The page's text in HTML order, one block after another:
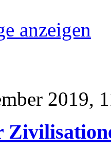
anzeigen
2019,